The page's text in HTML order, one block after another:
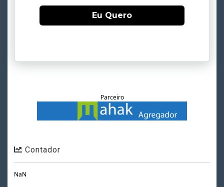
Eu Quero
Parceiro
Contador
NaN